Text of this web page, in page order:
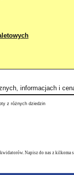
informacjach i
z różnych dziedzin
Napisz do nas z kilkoma